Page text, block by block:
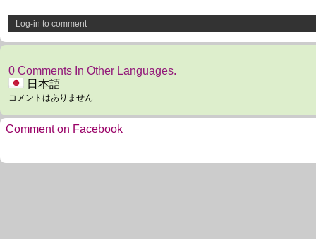
Log-in to comment
0 Comments In Other Languages.
日本語
コメントはありません
Comment on Facebook